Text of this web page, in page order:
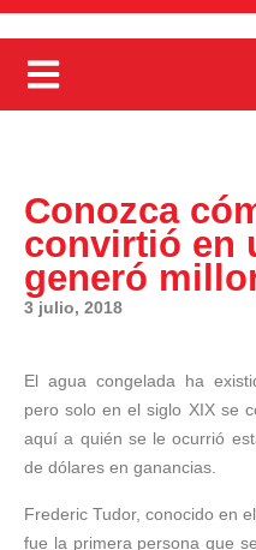
Conozca
convirtió en
generó
3 julio, 2018
El agua congelada ha
pero solo en el siglo XIX se
aquí a quién se le ocurrió
de dólares en ganancias.
Frederic Tudor, conocido en
fue la primera persona que